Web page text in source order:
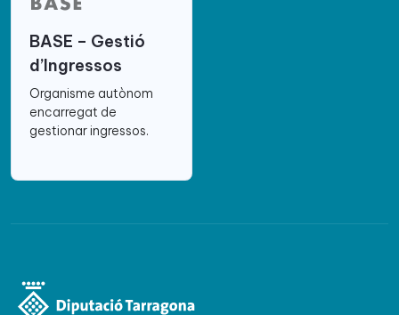
BASE – Gestió
d’Ingressos
Organisme autònom
encarregat de
gestionar ingressos.